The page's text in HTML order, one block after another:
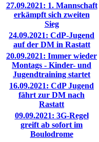
27.09.2021: 1. Mannschaft
erkämpft sich zweiten
Sieg
24.09.2021: CdP-Jugend
auf der DM in Rastatt
20.09.2021: Immer wieder
Montags - Kinder- und
Jugendtraining startet
16.09.2021: CdP Jugend
fährt zur DM nach
Rastatt
09.09.2021: 3G-Regel
greift ab sofort im
Boulodrome